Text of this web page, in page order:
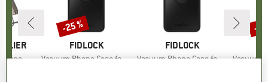
MARQUE
FIDLOCK
Article
Vacuum Phone Case for Samsung S22+
Remise
-25 %
MARQUE
FIDLOCK
Article
Vacuum Phone Case for Samsung S23+
Article
Vacuum Phone
-